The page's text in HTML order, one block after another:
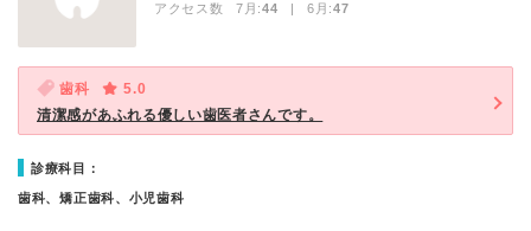
アクセス数 7月:44 | 6月:47
歯科
5.0
清潔感があふれる優しい歯医者さんです。
診療科目：
歯科、矯正歯科、小児歯科